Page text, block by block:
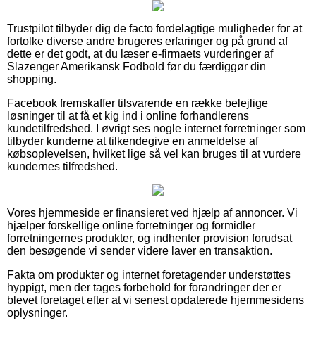
Trustpilot tilbyder dig de facto fordelagtige muligheder for at
fortolke diverse andre brugeres erfaringer og på grund af
dette er det godt, at du læser e-firmaets vurderinger af
Slazenger Amerikansk Fodbold før du færdiggør din
shopping.
Facebook fremskaffer tilsvarende en række belejlige
løsninger til at få et kig ind i online forhandlerens
kundetilfredshed. I øvrigt ses nogle internet forretninger som
tilbyder kunderne at tilkendegive en anmeldelse af
købsoplevelsen, hvilket lige så vel kan bruges til at vurdere
kundernes tilfredshed.
Vores hjemmeside er finansieret ved hjælp af annoncer. Vi
hjælper forskellige online forretninger og formidler
forretningernes produkter, og indhenter provision forudsat
den besøgende vi sender videre laver en transaktion.
Fakta om produkter og internet foretagender understøttes
hyppigt, men der tages forbehold for forandringer der er
blevet foretaget efter at vi senest opdaterede hjemmesidens
oplysninger.